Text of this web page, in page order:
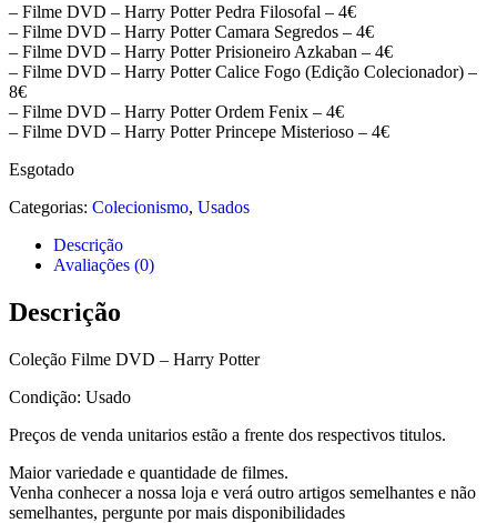
original
era:
25,00€.
atual
é:
4,00€.
– Filme DVD – Harry Potter Pedra Filosofal – 4€
– Filme DVD – Harry Potter Camara Segredos – 4€
– Filme DVD – Harry Potter Prisioneiro Azkaban – 4€
– Filme DVD – Harry Potter Calice Fogo (Edição Colecionador) –
8€
– Filme DVD – Harry Potter Ordem Fenix – 4€
– Filme DVD – Harry Potter Princepe Misterioso – 4€
Esgotado
Categorias: Colecionismo, Usados
Descrição
Avaliações (0)
Descrição
Coleção Filme DVD – Harry Potter
Condição: Usado
Preços de venda unitarios estão a frente dos respectivos titulos.
Maior variedade e quantidade de filmes.
Venha conhecer a nossa loja e verá outro artigos semelhantes e não
semelhantes, pergunte por mais disponibilidades